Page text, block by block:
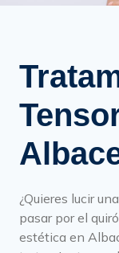
¿Quieres lucir
pasar por el
estética en